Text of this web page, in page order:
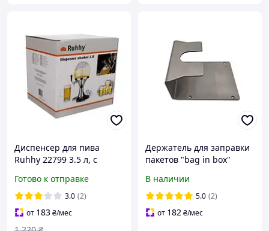
Диспенсер для пива
Ruhhy 22799 3.5 л, с
Готово к отправке
3.0 (2)
от 183₴/мес
Держатель для заправки
пакетов "bag in box"
В наличии
5.0 (2)
от 182₴/мес